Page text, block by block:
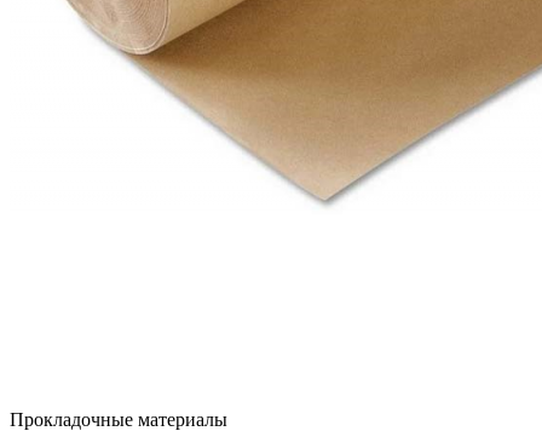
Прокладочные материалы